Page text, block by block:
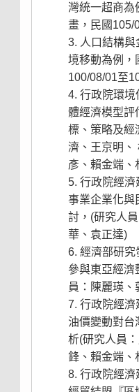
灣統一超商為
畫，民國105/
人口結構
境移動為例，
100/08/01至
行政院環境
體經濟模型評
標、策略及經
濟、王京明、
彥、賴金端、
行政院經濟
事業企業化與
討，(研究人
華、袁正達)
經濟部研究
參與東亞經濟
員：陳麗瑛、
行政院經濟
油價變動對台
析(研究人員
鋒、賴金端、
行政院經濟